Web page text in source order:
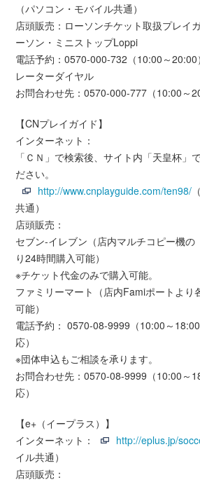
（パソコン・モバイル共通）
店頭販売：ローソンチケット取扱プレイ
ーソン・ミニストップLoppi
電話予約：0570-000-732（10:00～
レーターダイヤル
お問合わせ先：0570-000-777（10:00～
【CNプレイガイド】
インターネット：
「ＣＮ」で検索後、サイト内「天皇杯」
ださい。
http://www.cnplayguide.com/ten98/
共通）
店頭販売：
セブン-イレブン（店内マルチコピー機の
り24時間購入可能）
※チケット代金のみで購入可能。
ファミリーマート（店内Famiポートより
可能）
電話予約： 0570-08-9999（10:00～
応）
※団体申込もご相談を承ります。
お問合わせ先：0570-08-9999（10:00～
応）
【e+（イープラス）】
インターネット：
http://eplus.jp/
イル共通）
店頭販売：